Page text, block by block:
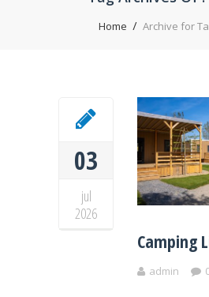
Home Archive for
03
jul
2026
Camping
admin